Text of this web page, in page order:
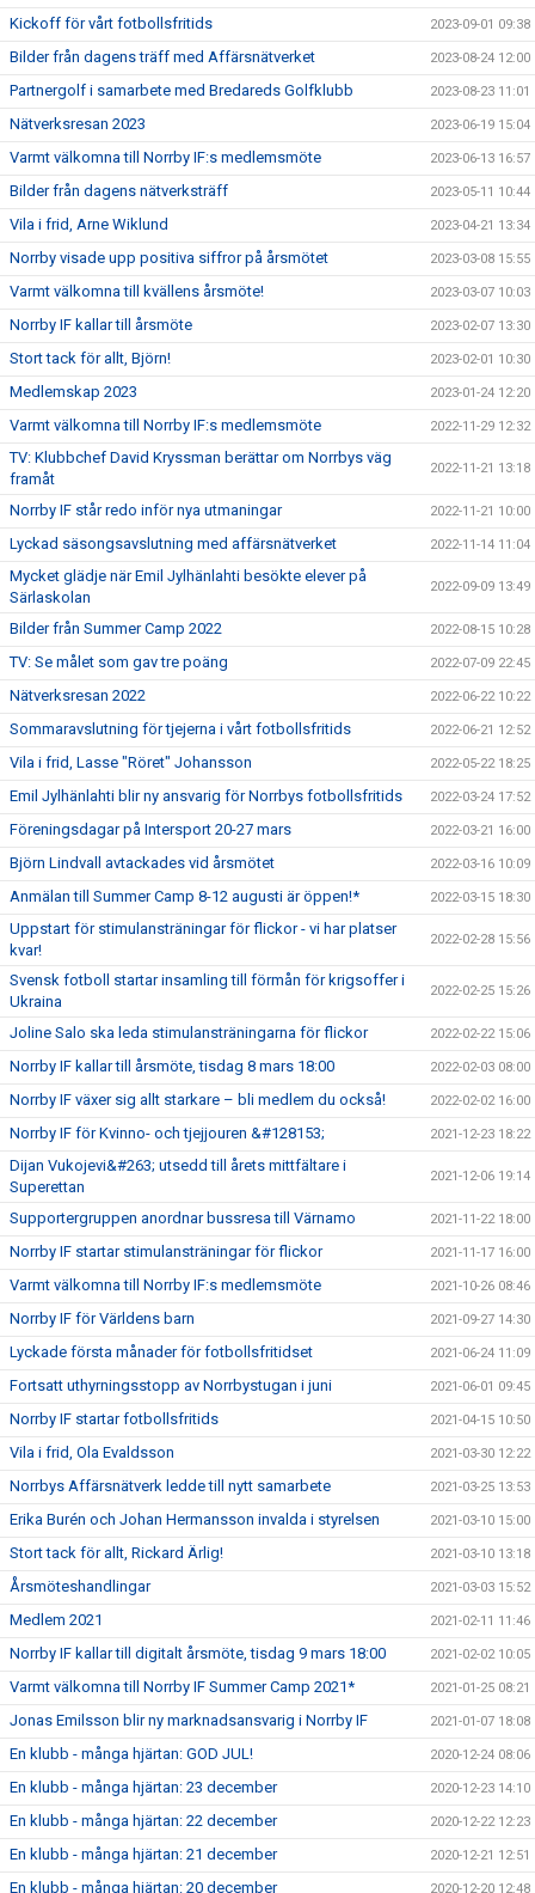
Kickoff för vårt fotbollsfritids 2023-09-01 09:38
Bilder från dagens träff med Affärsnätverket 2023-08-24 12:00
Partnergolf i samarbete med Bredareds Golfklubb 2023-08-23 11:01
Nätverksresan 2023 2023-06-19 15:04
Varmt välkomna till Norrby IF:s medlemsmöte 2023-06-13 16:57
Bilder från dagens nätverksträff 2023-05-11 10:44
Vila i frid, Arne Wiklund 2023-04-21 13:34
Norrby visade upp positiva siffror på årsmötet 2023-03-08 15:55
Varmt välkomna till kvällens årsmöte! 2023-03-07 10:03
Norrby IF kallar till årsmöte 2023-02-07 13:30
Stort tack för allt, Björn! 2023-02-01 10:30
Medlemskap 2023 2023-01-24 12:20
Varmt välkomna till Norrby IF:s medlemsmöte 2022-11-29 12:32
TV: Klubbchef David Kryssman berättar om Norrbys väg
framåt
2022-11-21 13:18
Norrby IF står redo inför nya utmaningar 2022-11-21 10:00
Lyckad säsongsavslutning med affärsnätverket 2022-11-14 11:04
Mycket glädje när Emil Jylhänlahti besökte elever på
Särlaskolan
2022-09-09 13:49
Bilder från Summer Camp 2022 2022-08-15 10:28
TV: Se målet som gav tre poäng 2022-07-09 22:45
Nätverksresan 2022 2022-06-22 10:22
Sommaravslutning för tjejerna i vårt fotbollsfritids 2022-06-21 12:52
Vila i frid, Lasse "Röret" Johansson 2022-05-22 18:25
Emil Jylhänlahti blir ny ansvarig för Norrbys fotbollsfritids 2022-03-24 17:52
Föreningsdagar på Intersport 20-27 mars 2022-03-21 16:00
Björn Lindvall avtackades vid årsmötet 2022-03-16 10:09
Anmälan till Summer Camp 8-12 augusti är öppen!* 2022-03-15 18:30
Uppstart för stimulansträningar för flickor - vi har platser
kvar!
2022-02-28 15:56
Svensk fotboll startar insamling till förmån för krigsoffer i
Ukraina
2022-02-25 15:26
Joline Salo ska leda stimulansträningarna för flickor 2022-02-22 15:06
Norrby IF kallar till årsmöte, tisdag 8 mars 18:00 2022-02-03 08:00
Norrby IF växer sig allt starkare – bli medlem du också! 2022-02-02 16:00
Norrby IF för Kvinno- och tjejjouren &#128153; 2021-12-23 18:22
Dijan Vukojevi&#263; utsedd till årets mittfältare i
Superettan
2021-12-06 19:14
Supportergruppen anordnar bussresa till Värnamo 2021-11-22 18:00
Norrby IF startar stimulansträningar för flickor 2021-11-17 16:00
Varmt välkomna till Norrby IF:s medlemsmöte 2021-10-26 08:46
Norrby IF för Världens barn 2021-09-27 14:30
Lyckade första månader för fotbollsfritidset 2021-06-24 11:09
Fortsatt uthyrningsstopp av Norrbystugan i juni 2021-06-01 09:45
Norrby IF startar fotbollsfritids 2021-04-15 10:50
Vila i frid, Ola Evaldsson 2021-03-30 12:22
Norrbys Affärsnätverk ledde till nytt samarbete 2021-03-25 13:53
Erika Burén och Johan Hermansson invalda i styrelsen 2021-03-10 15:00
Stort tack för allt, Rickard Ärlig! 2021-03-10 13:18
Årsmöteshandlingar 2021-03-03 15:52
Medlem 2021 2021-02-11 11:46
Norrby IF kallar till digitalt årsmöte, tisdag 9 mars 18:00 2021-02-02 10:05
Varmt välkomna till Norrby IF Summer Camp 2021* 2021-01-25 08:21
Jonas Emilsson blir ny marknadsansvarig i Norrby IF 2021-01-07 18:08
En klubb - många hjärtan: GOD JUL! 2020-12-24 08:06
En klubb - många hjärtan: 23 december 2020-12-23 14:10
En klubb - många hjärtan: 22 december 2020-12-22 12:23
En klubb - många hjärtan: 21 december 2020-12-21 12:51
En klubb - många hjärtan: 20 december 2020-12-20 12:48